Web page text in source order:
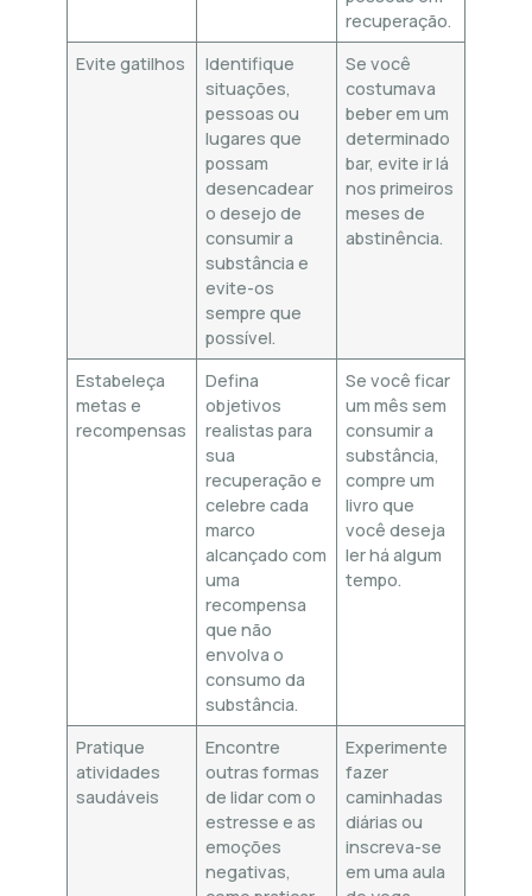
recuperação.
Evite gatilhos
Identifique
situações,
pessoas ou
lugares que
possam
desencadear
o desejo de
consumir a
substância e
evite-os
sempre que
possível.
Se você
costumava
beber em um
determinado
bar, evite ir lá
nos primeiros
meses de
abstinência.
Estabeleça
metas e
recompensas
Defina
objetivos
realistas para
sua
recuperação e
celebre cada
marco
alcançado com
uma
recompensa
que não
envolva o
consumo da
substância.
Se você ficar
um mês sem
consumir a
substância,
compre um
livro que
você deseja
ler há algum
tempo.
Pratique
atividades
saudáveis
Encontre
outras formas
de lidar com o
estresse e as
emoções
negativas,
Experimente
fazer
caminhadas
diárias ou
inscreva-se
em uma aula